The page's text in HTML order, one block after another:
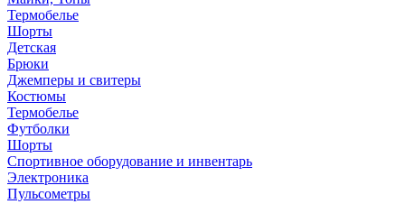
Термобелье
Шорты
Детская
Брюки
Джемперы и свитеры
Костюмы
Термобелье
Футболки
Шорты
Спортивное оборудование и инвентарь
Электроника
Пульсометры